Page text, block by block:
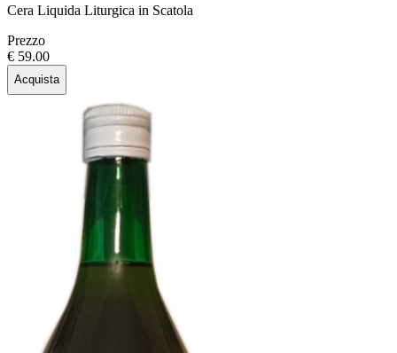
Cera Liquida Liturgica in Scatola
Prezzo
€ 59.00
Acquista